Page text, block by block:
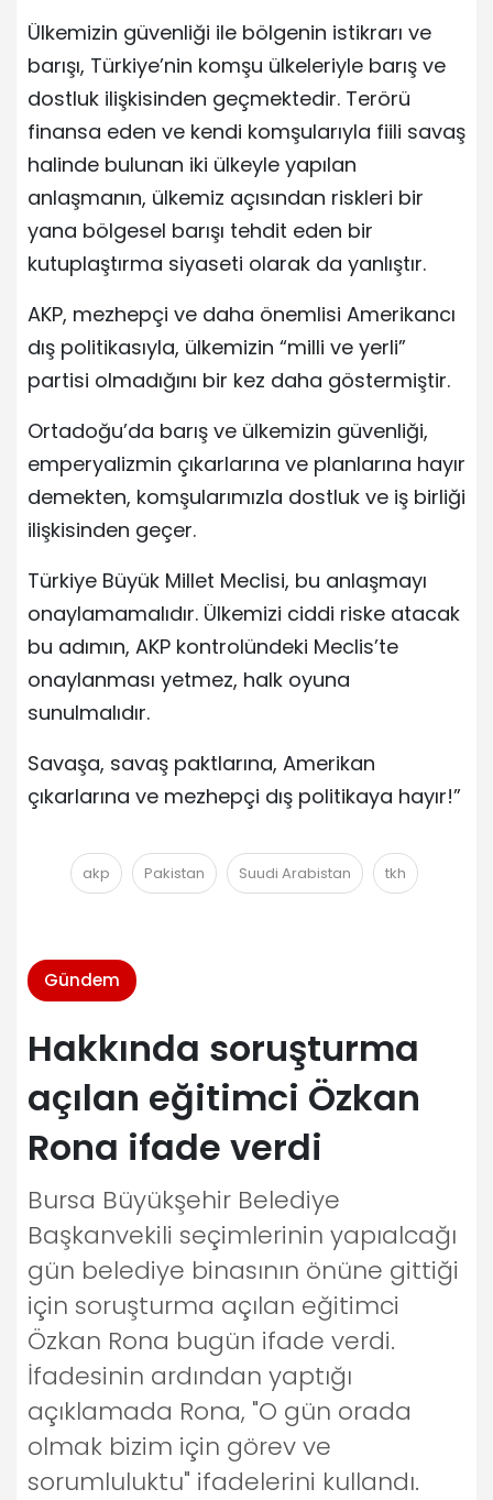
Ülkemizin güvenliği ile bölgenin istikrarı ve
barışı, Türkiye’nin komşu ülkeleriyle barış ve
dostluk ilişkisinden geçmektedir. Terörü
finansa eden ve kendi komşularıyla fiili savaş
halinde bulunan iki ülkeyle yapılan
anlaşmanın, ülkemiz açısından riskleri bir
yana bölgesel barışı tehdit eden bir
kutuplaştırma siyaseti olarak da yanlıştır.
AKP, mezhepçi ve daha önemlisi Amerikancı
dış politikasıyla, ülkemizin “milli ve yerli”
partisi olmadığını bir kez daha göstermiştir.
Ortadoğu’da barış ve ülkemizin güvenliği,
emperyalizmin çıkarlarına ve planlarına hayır
demekten, komşularımızla dostluk ve iş birliği
ilişkisinden geçer.
Türkiye Büyük Millet Meclisi, bu anlaşmayı
onaylamamalıdır. Ülkemizi ciddi riske atacak
bu adımın, AKP kontrolündeki Meclis’te
onaylanması yetmez, halk oyuna
sunulmalıdır.
Savaşa, savaş paktlarına, Amerikan
çıkarlarına ve mezhepçi dış politikaya hayır!”
akp Pakistan Suudi Arabistan tkh
Gündem
Hakkında soruşturma
açılan eğitimci Özkan
Rona ifade verdi
Bursa Büyükşehir Belediye
Başkanvekili seçimlerinin yapıalcağı
gün belediye binasının önüne gittiği
için soruşturma açılan eğitimci
Özkan Rona bugün ifade verdi.
İfadesinin ardından yaptığı
açıklamada Rona, "O gün orada
olmak bizim için görev ve
sorumluluktu" ifadelerini kullandı.